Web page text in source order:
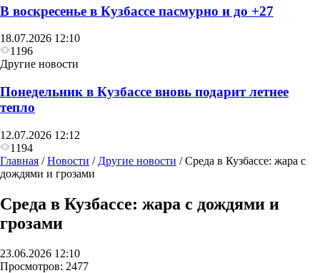
В воскресенье в Кузбассе пасмурно и до +27
18.07.2026 12:10
1196
Другие новости
Понедельник в Кузбассе вновь подарит летнее
тепло
12.07.2026 12:12
1194
Главная /Новости / Другие новости /Среда в Кузбассе: жара с
дождями и грозами
Среда в Кузбассе: жара с дождями и
грозами
23.06.2026 12:10
Просмотров: 2477